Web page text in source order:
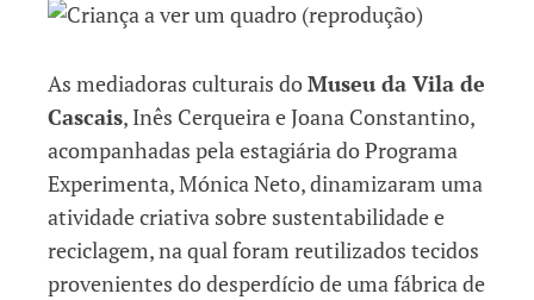
As mediadoras culturais doMuseu da Vila de
Cascais, Inês Cerqueira e Joana Constantino,
acompanhadas pela estagiária do Programa
Experimenta, Mónica Neto, dinamizaram uma
atividade criativa sobre sustentabilidade e
reciclagem, na qual foram reutilizados tecidos
provenientes do desperdício de uma fábrica de